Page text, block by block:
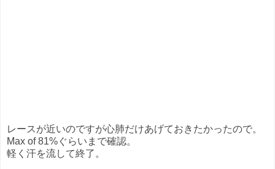
レースが近いのですが心肺だけあげておきたかったので。
Max of 81%ぐらいまで確認。
軽く汗を流して終了。